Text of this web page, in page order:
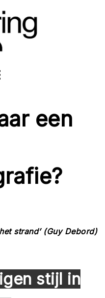
een
strand’ (Guy Debord)
stijl in